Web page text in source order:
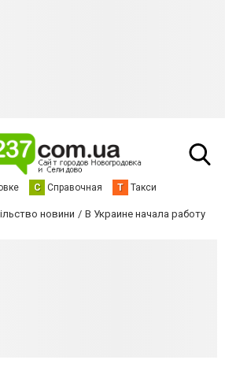
С Справочная Т Такси
новини
В Украине начала работу